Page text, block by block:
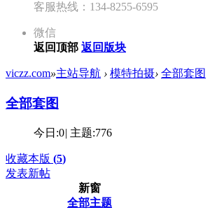
客服热线：134-8255-6595
微信
返回顶部 返回版块
viczz.com»主站导航 › 模特拍摄› 全部套图
全部套图
今日:0| 主题:776
收藏本版 (5)
发表新帖
新窗
全部主题